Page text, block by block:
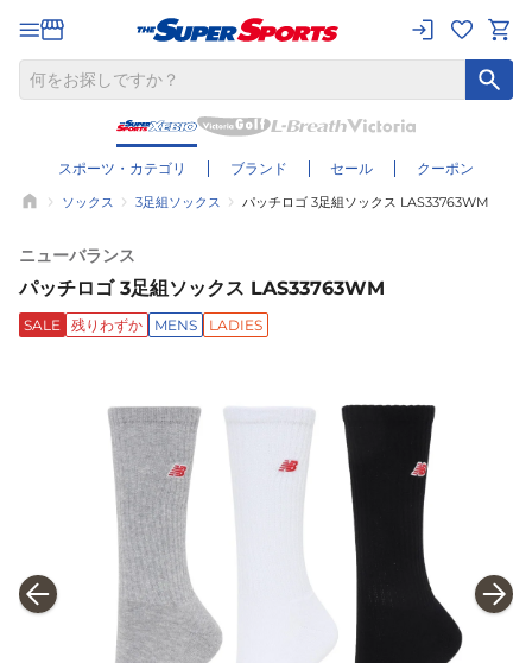
スポーツ・カテゴリ ブランド セール クーポン
ソックス 3足組ソックス パッチロゴ 3足組ソックス LAS33763WM
ニューバランス
パッチロゴ 3足組ソックス LAS33763WM
SALE 残りわずか MENS LADIES